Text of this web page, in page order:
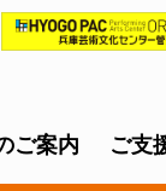
ご案内 ご支